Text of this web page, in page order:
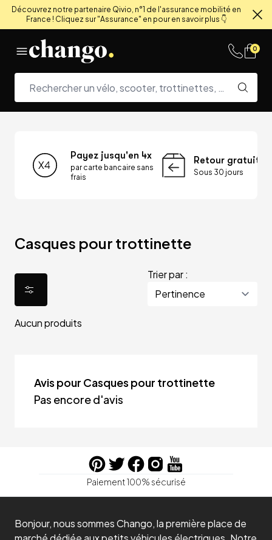
Découvrez notre partenaire Qivio, n°1 de l'assurance mobilité en
France ! Cliquez sur "Assurance" en pour en savoir plus 👇
0
Payez jusqu'en 4x
par carte bancaire sans
frais
Retour gratuit
Sous 30 jours
Casques pour trottinette
Trier par :
Aucun produits
Avis pour Casques pour trottinette
Pas encore d'avis
Paiement 100% sécurisé
Bonjour, nous sommes Chango, la première place de